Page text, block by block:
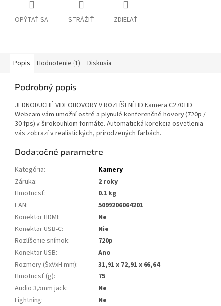
OPÝTAŤ SA STRÁŽIŤ ZDIEĽAŤ
Popis Hodnotenie (1) Diskusia
Podrobný popis
JEDNODUCHÉ VIDEOHOVORY V ROZLÍŠENÍ HD Kamera C270 HD
Webcam vám umožní ostré a plynulé konferenčné hovory (720p /
30 fps) v širokouhlom formáte. Automatická korekcia osvetlenia
vás zobrazí v realistických, prirodzených farbách.
Dodatočné parametre
Kategória:
Kamery
Záruka:
2 roky
Hmotnosť:
0.1 kg
EAN:
5099206064201
Konektor HDMI:
Ne
Konektor USB-C:
Nie
Rozlíšenie snímok:
720p
Konektor USB:
Ano
Rozmery (ŠxVxH mm):
31,91 x 72,91 x 66,64
Hmotnosť (g):
75
Audio 3,5mm jack:
Ne
Lightning:
Ne